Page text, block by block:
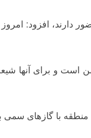
دارند، افزود:
است و برای
با گازهای سمی